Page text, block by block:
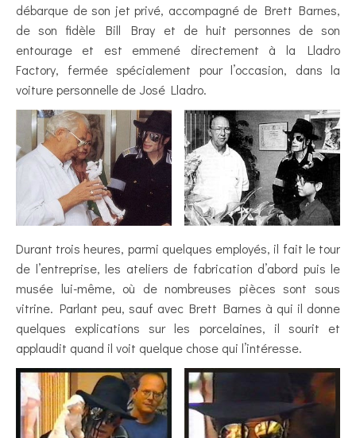
débarque de son jet privé, accompagné de Brett Barnes,
de son fidèle Bill Bray et de huit personnes de son
entourage et est emmené directement à la Lladro
Factory, fermée spécialement pour l’occasion, dans la
voiture personnelle de José Lladro.
Durant trois heures, parmi quelques employés, il fait le tour
de l’entreprise, les ateliers de fabrication d’abord puis le
musée lui-même, où de nombreuses pièces sont sous
vitrine. Parlant peu, sauf avec Brett Barnes à qui il donne
quelques explications sur les porcelaines, il sourit et
applaudit quand il voit quelque chose qui l’intéresse.